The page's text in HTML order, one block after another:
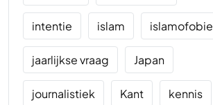
intentie islam islamofobie
jaarlijkse vraag Japan
journalistiek Kant kennis